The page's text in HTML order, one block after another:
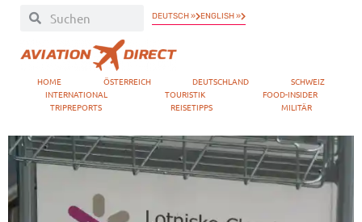
DEUTSCH » ENGLISH »
HOME ÖSTERREICH DEUTSCHLAND
SCHWEIZ
INTERNATIONAL
TOURISTIK
FOOD-INSIDER
TRIPREPORTS
REISETIPPS MILITÄR